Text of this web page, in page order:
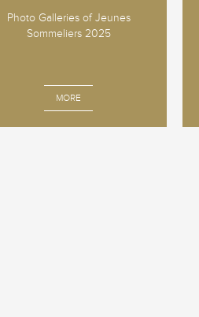
Photo Galleries of Jeunes
Sommeliers 2025
MORE